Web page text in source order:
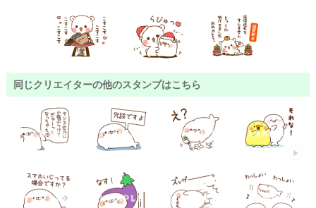
同じクリエイターの他のスタンプはこちら